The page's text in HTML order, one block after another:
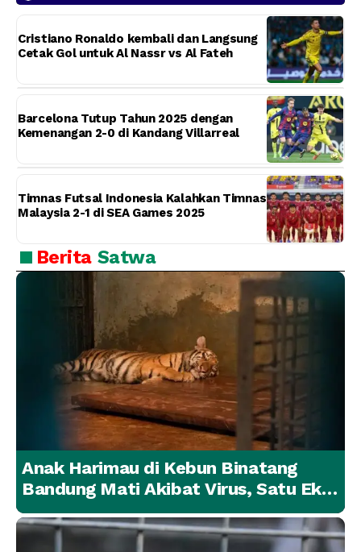
Cristiano Ronaldo kembali dan Langsung
Cetak Gol untuk Al Nassr vs Al Fateh
Barcelona Tutup Tahun 2025 dengan
Kemenangan 2-0 di Kandang Villarreal
Timnas Futsal Indonesia Kalahkan Timnas
Malaysia 2-1 di SEA Games 2025
Berita Satwa
Anak Harimau di Kebun Binatang
Bandung Mati Akibat Virus, Satu Ekor
Lainnya Berangsur Membaik